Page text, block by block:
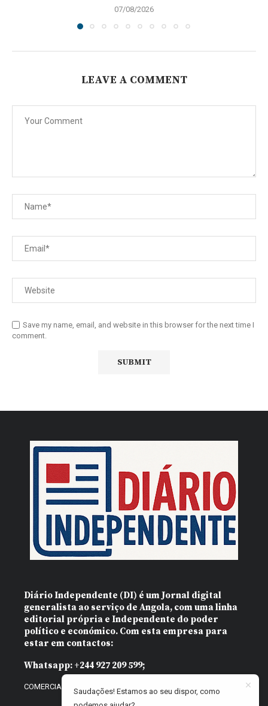
07/08/2026
LEAVE A COMMENT
Save my name, email, and website in this browser for the next time I
comment.
Diário Independente (DI) é um Jornal digital
generalista ao serviço de Angola, com uma linha
editorial própria e Independente do poder
político e económico. Com esta empresa para
estar em contactos:
Whatsapp: +244 927 209 599;
COMERCIAL@DIARIOINDEPENDENTE.INFO
Saudações! Estamos ao seu dispor, como